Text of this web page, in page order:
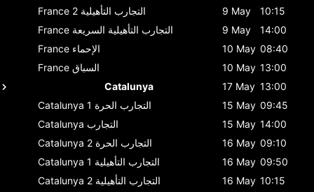
France
التجارب التأهيلية 2 9 May
10:15
France التجارب التأهيلية السريعة 9 May
14:00
France الإحماء 10 May 08:40
France السباق 10 May 13:00
Catalunya
17 May 13:00
Catalunya
التجارب الحرة 1 15 May 09:45
Catalunya التجارب 15 May 14:00
Catalunya
التجارب الحرة 2 16 May 09:10
Catalunya
التجارب التأهيلية 1 16 May 09:50
Catalunya
التجارب التأهيلية 2 16 May 10:15